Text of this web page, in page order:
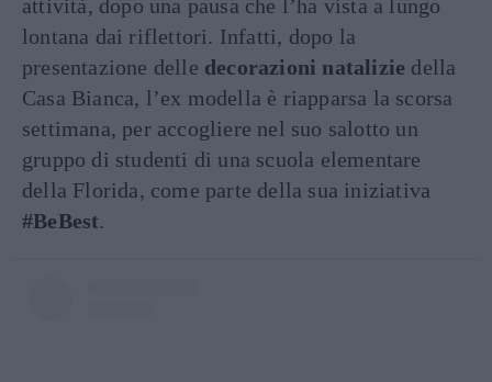
attività, dopo una pausa che l’ha vista a lungo
lontana dai riflettori. Infatti, dopo la
presentazione delle decorazioni natalizie della
Casa Bianca, l’ex modella è riapparsa la scorsa
settimana, per accogliere nel suo salotto un
gruppo di studenti di una scuola elementare
della Florida, come parte della sua iniziativa
#BeBest.